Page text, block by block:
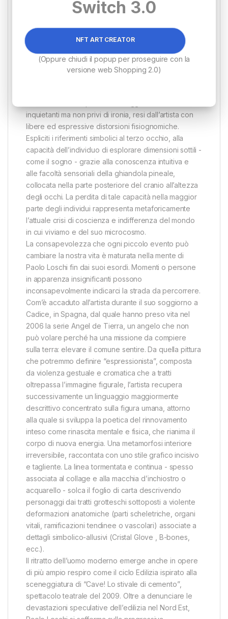
dell’autore è tale da sprofondare in una dilatazione
protraendo il sogno nello stato di veglia.
Alla base dell’operazione creativa un linguaggio
figurativo d’immediata forza evocativa, capace di
raggiungere risultati di ferma poesia. La linea incisiva,
inquietanti ma non privi di ironia, resi dall’artista con
libere ed espressive distorsioni fisiognomiche.
Espliciti i riferimenti simbolici al terzo occhio, alla
capacità dell’individuo di esplorare dimensioni sottili -
come il sogno - grazie alla conoscenza intuitiva e
alle facoltà sensoriali della ghiandola pineale,
collocata nella parte posteriore del cranio all’altezza
degli occhi. La perdita di tale capacità nella maggior
parte degli individui rappresenta metaforicamente
l’attuale crisi di coscienza e indifferenza del mondo
in cui viviamo e del suo microcosmo.
La consapevolezza che ogni piccolo evento può
cambiare la nostra vita è maturata nella mente di
Paolo Loschi fin dai suoi esordi. Momenti o persone
in apparenza insignificanti possono
inconsapevolmente indicarci la strada da percorrere.
Com’è accaduto all’artista durante il suo soggiorno a
Cadice, in Spagna, dal quale hanno preso vita nel
2006 la serie Angel de Tierra, un angelo che non
può volare perché ha una missione da compiere
sulla terra: elevare il comune sentire. Da quella pittura
che potremmo definire “espressionista”, composta
da violenza gestuale e cromatica che a tratti
oltrepassa l’immagine figurale, l’artista recupera
successivamente un linguaggio maggiormente
descrittivo concentrato sulla figura umana, attorno
alla quale si sviluppa la poetica del rinnovamento
inteso come rinascita mentale e fisica, che rianima il
corpo di nuova energia. Una metamorfosi interiore
irreversibile, raccontata con uno stile grafico incisivo
e tagliente. La linea tormentata e continua - spesso
associata al collage e alla macchia d’inchiostro o
acquarello - solca il foglio di carta descrivendo
personaggi dai tratti grotteschi sottoposti a violente
deformazioni anatomiche (parti scheletriche, organi
vitali, ramificazioni tendinee o vascolari) associate a
dettagli simbolico-allusivi (Cristal Glove , B-bones,
ecc.).
Il ritratto dell’uomo moderno emerge anche in opere
di più ampio respiro come il ciclo Edilizia ispirato alla
sceneggiatura di “Cave! Lo stivale di cemento”,
spettacolo teatrale del 2009. Oltre a denunciare le
devastazioni speculative dell’edilizia nel Nord Est,
Switch 3.0
NFT ART CREATOR
(Oppure chiudi il popup per proseguire con la
versione web Shopping 2.0)